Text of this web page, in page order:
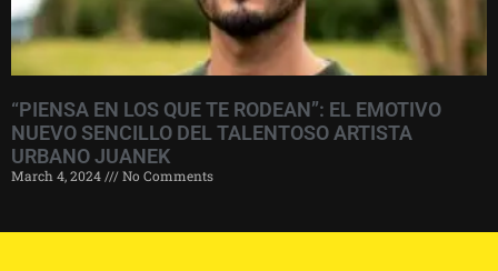
“PIENSA EN LOS QUE TE RODEAN”: EL EMOTIVO
NUEVO SENCILLO DEL TALENTOSO ARTISTA
URBANO JUANEK
March 4, 2024 No Comments